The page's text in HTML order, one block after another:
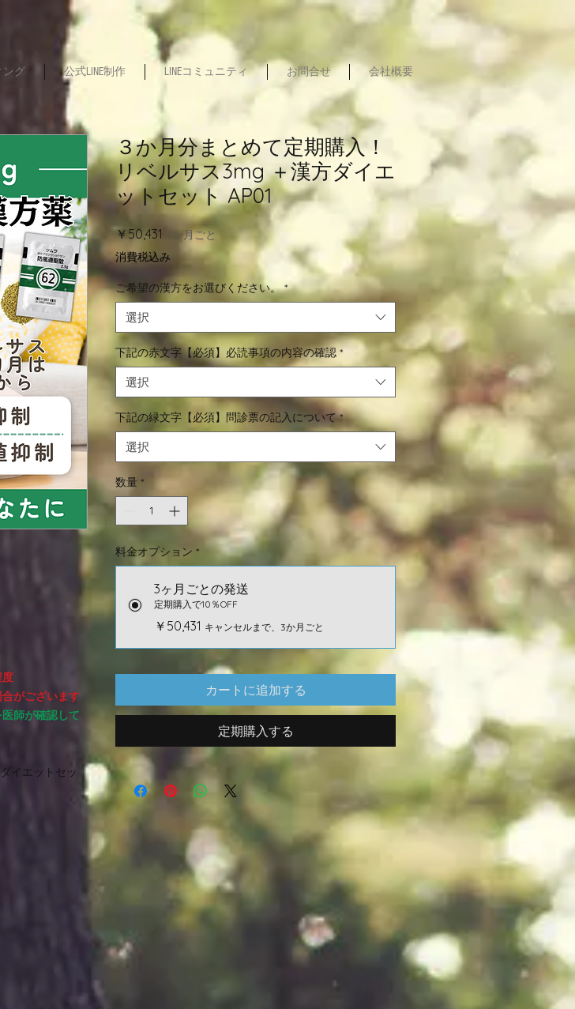
ング 公式LINE制作 LINEコミュニティ お問合せ 会社概要
がございます
師が確認して
イエットセッ
３か月分まとめて定期購入！
リベルサス3mg ＋漢方ダイエ
ットセット AP01
￥50,431 価
格
3か月ごと
消費税込み
ご希望の漢方をお選びください。 *
選択
下記の赤文字【必須】必読事項の内容の確認 *
選択
下記の緑文字【必須】問診票の記入について *
選択
数量 *
料金オプション *
3ヶ月ごとの発送
定期購入で10％OFF
￥50,431 キャンセルまで、3か月ごと
カートに追加する
定期購入する